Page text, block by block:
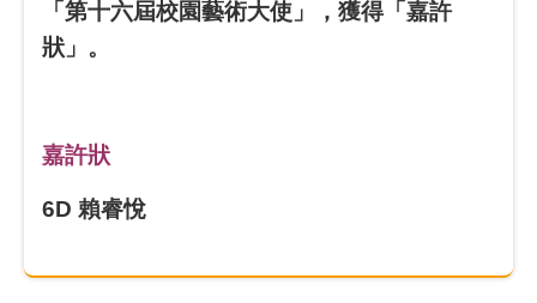
「第十六屆校園藝術大使」，獲得「嘉許
狀」。
嘉許狀
6D 賴睿悅